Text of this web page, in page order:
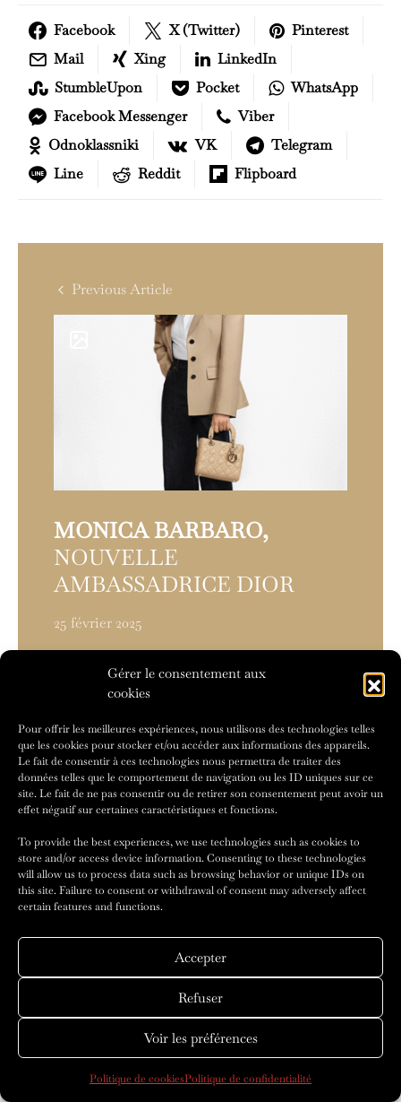
Gérer le consentement aux
cookies
Pour offrir les meilleures expériences, nous utilisons des technologies telles
que les cookies pour stocker et/ou accéder aux informations des appareils.
Le fait de consentir à ces technologies nous permettra de traiter des
données telles que le comportement de navigation ou les ID uniques sur ce
site. Le fait de ne pas consentir ou de retirer son consentement peut avoir un
effet négatif sur certaines caractéristiques et fonctions.
To provide the best experiences, we use technologies such as cookies to
store and/or access device information. Consenting to these technologies
will allow us to process data such as browsing behavior or unique IDs on
this site. Failure to consent or withdrawal of consent may adversely affect
certain features and functions.
Accepter
Refuser
Voir les préférences
Politique de cookiesPolitique de confidentialité
Facebook X (Twitter)
Pinterest
Mail
Xing
LinkedIn
StumbleUpon
Pocket
WhatsApp
Facebook Messenger
Viber
Odnoklassniki
VK
Telegram
Line
Reddit Flipboard
Previous Article
MONICA BARBARO,
NOUVELLE
AMBASSADRICE DIOR
25 février 2025
Next Article